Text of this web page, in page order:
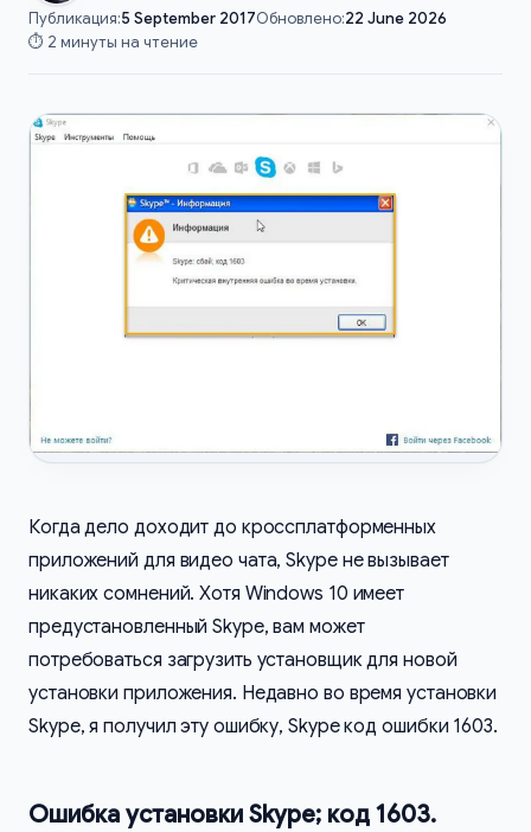
Публикация:5 September 2017Обновлено:22 June 2026
⏱️ 2 минуты на чтение
Когда дело доходит до кроссплатформенных
приложений для видео чата, Skype не вызывает
никаких сомнений. Хотя Windows 10 имеет
предустановленный Skype, вам может
потребоваться загрузить установщик для новой
установки приложения. Недавно во время установки
Skype, я получил эту ошибку, Skype код ошибки 1603.
Ошибка установки Skype; код 1603.